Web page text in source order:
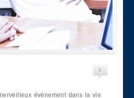
0
événement dans la vie